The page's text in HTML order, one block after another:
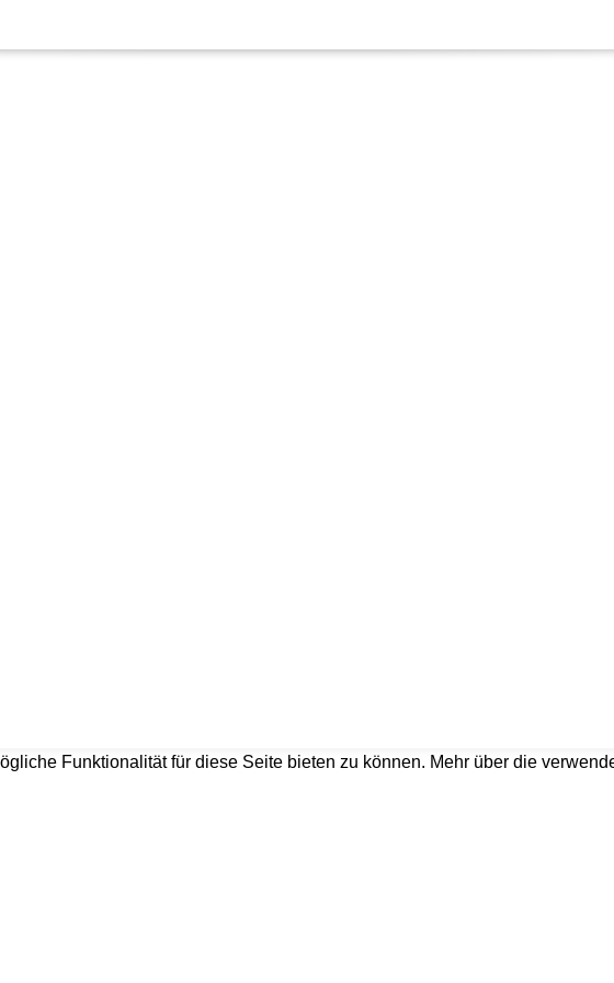
Funktionalität für diese Seite bieten zu können. Mehr über die